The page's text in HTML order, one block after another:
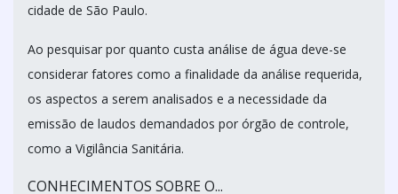
cidade de São Paulo.
Ao pesquisar por quanto custa análise de água deve-se
considerar fatores como a finalidade da análise requerida,
os aspectos a serem analisados e a necessidade da
emissão de laudos demandados por órgão de controle,
como a Vigilância Sanitária.
CONHECIMENTOS SOBRE O...